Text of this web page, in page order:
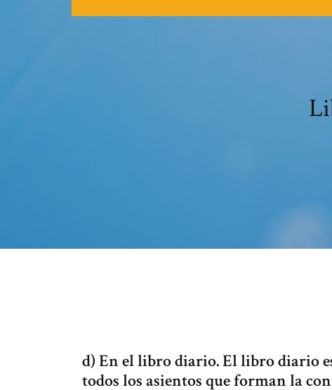
d) En el libro diario. El libro diario
todos los asientos que forman la